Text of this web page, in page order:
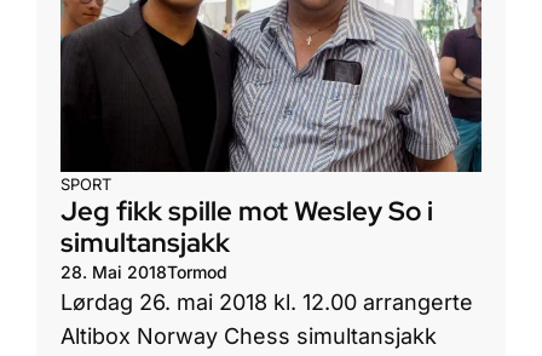
SPORT
Jeg fikk spille mot Wesley So i
simultansjakk
28. Mai 2018Tormod
Lørdag 26. mai 2018 kl. 12.00 arrangerte
Altibox Norway Chess simultansjakk